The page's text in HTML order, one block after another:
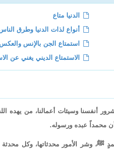
الدنيا متاع
أنواع لذات الدنيا وطرق
استمتاع الجن بالإنس والعكس
الاستمتاع الديني يغني عن
أنفسنا وسيئات أعمالنا، من يهده
أن محمداً عبده ورسوله.
ﷺ، وشر الأمور محدثاتها، وكل